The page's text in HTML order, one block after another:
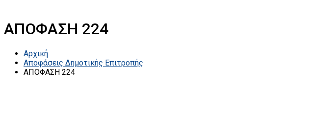
ΑΠΟΦΑΣΗ 224
Αρχική
Αποφάσεις Δημοτικής Επιτροπής
ΑΠΟΦΑΣΗ 224